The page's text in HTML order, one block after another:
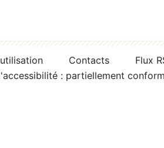
Contacts
Flux
: partiellement